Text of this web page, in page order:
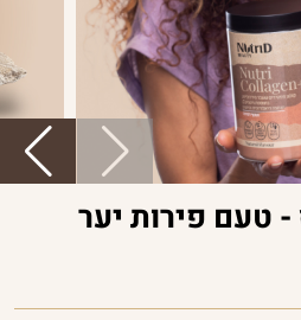
- טעם פירות יער